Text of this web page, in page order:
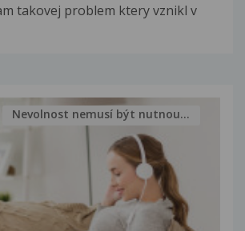
takovej problem ktery vznikl v
Nevolnost nemusí být nutnou...